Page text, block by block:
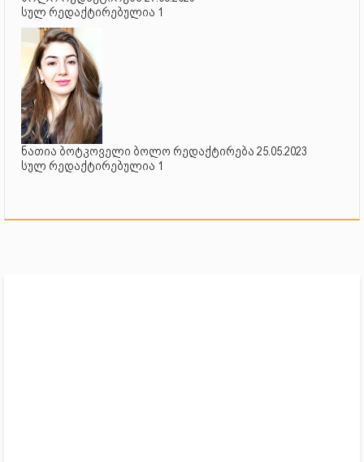
სულ რედაქტირებულია 1
ნათია ბოტკოველი ბოლო რედაქტირება 25.05.2023
სულ რედაქტირებულია 1